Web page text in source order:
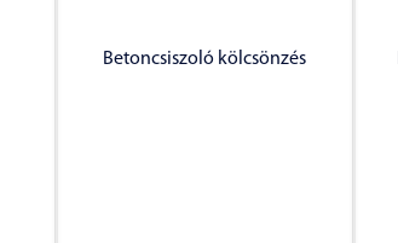
Betoncsiszoló kölcsönzés